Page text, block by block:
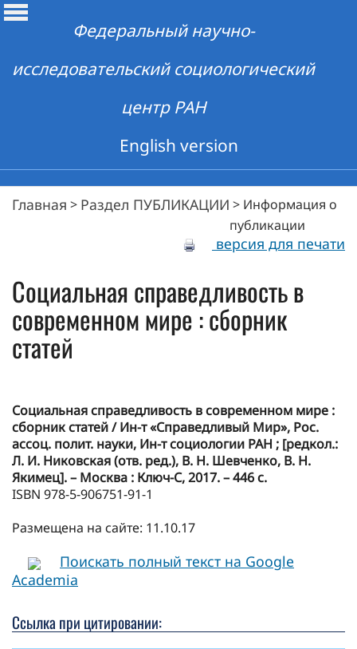
Федеральный научно-
исследовательский социологический
центр РАН
English version
Главная > Раздел ПУБЛИКАЦИИ > Информация о
публикации
версия для печати
Социальная справедливость в
современном мире : сборник
статей
Социальная справедливость в современном мире :
сборник статей / Ин-т «Справедливый Мир», Рос.
ассоц. полит. науки, Ин-т социологии РАН ; [редкол.:
Л. И. Никовская (отв. ред.), В. Н. Шевченко, В. Н.
Якимец]. – Москва : Ключ-С, 2017. – 446 с.
ISBN 978-5-906751-91-1
Размещена на сайте: 11.10.17
Поискать полный текст на Google
Academia
Ссылка при цитировании: